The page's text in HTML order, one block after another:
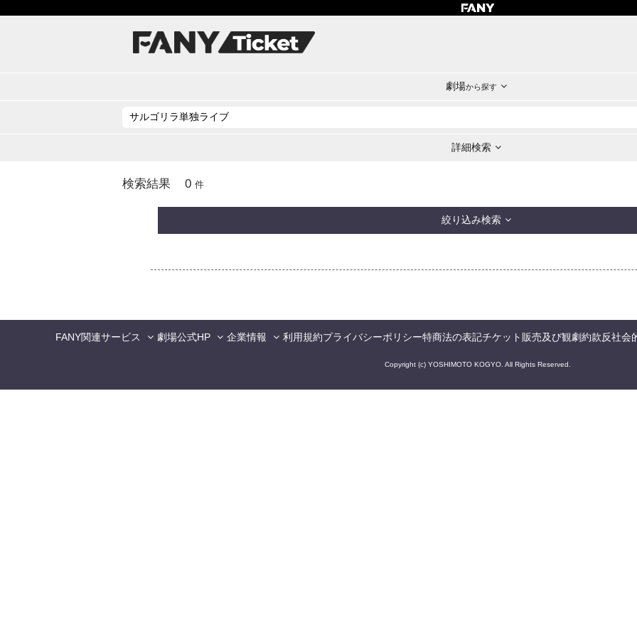
劇場から探す
詳細検索
検索結果 0 件
絞り込み検索
FANY関連サービス 劇場公式HP 企業情報 利用規約プライバシーポリシー特商法の表記チケット販売及び観劇約款反社会
Copyright (c) YOSHIMOTO KOGYO. All Rights Reserved.